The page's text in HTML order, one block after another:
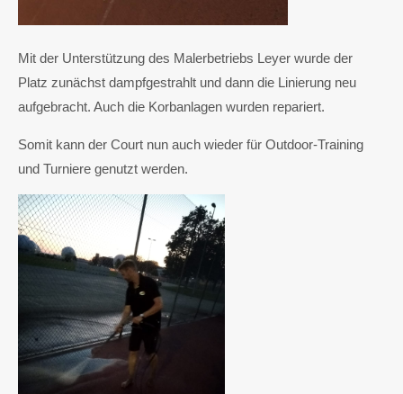
Mit der Unterstützung des Malerbetriebs Leyer wurde der
Platz zunächst dampfgestrahlt und dann die Linierung neu
aufgebracht. Auch die Korbanlagen wurden repariert.
Somit kann der Court nun auch wieder für Outdoor-Training
und Turniere genutzt werden.